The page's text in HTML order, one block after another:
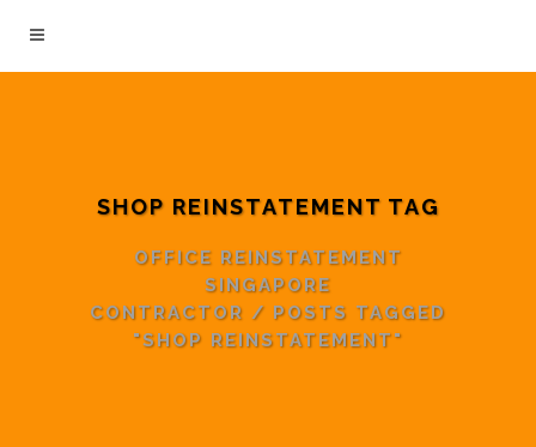
SHOP REINSTATEMENT TAG
OFFICE REINSTATEMENT
SINGAPORE
CONTRACTOR / POSTS TAGGED
"SHOP REINSTATEMENT"